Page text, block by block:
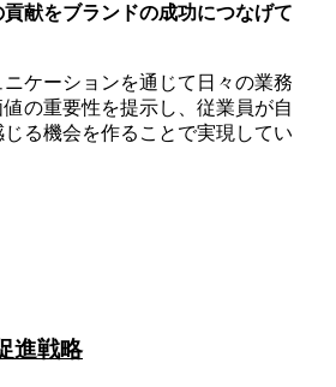
献をブランドの成功につなげて
ケーションを通じて日々の業務
の重要性を提示し、従業員が自
る機会を作ることで実現してい
進戦略